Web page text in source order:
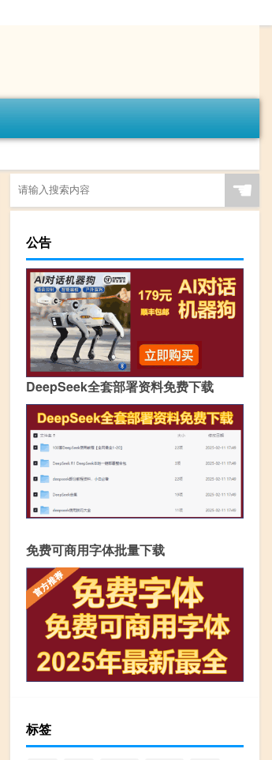
☚
公告
DeepSeek全套部署资料免费下载
免费可商用字体批量下载
标签